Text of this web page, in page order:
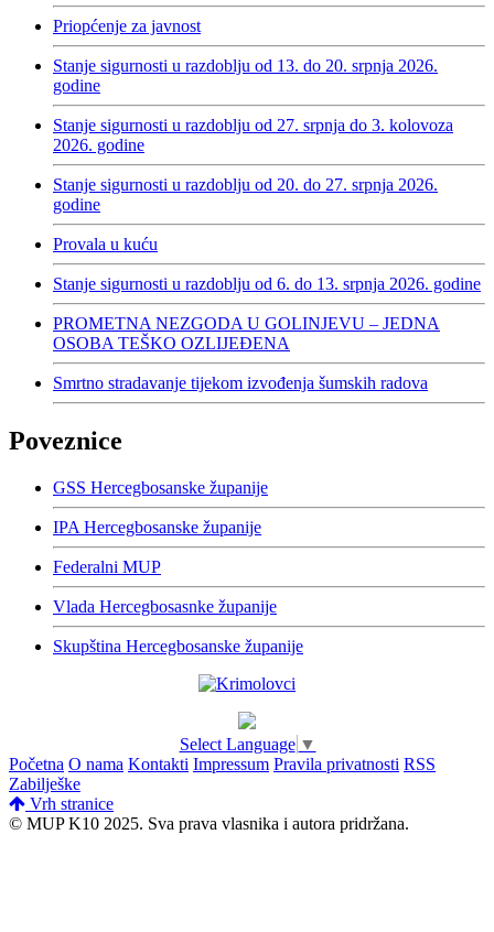
Priopćenje za javnost
Stanje sigurnosti u razdoblju od 13. do 20. srpnja 2026.
godine
Stanje sigurnosti u razdoblju od 27. srpnja do 3. kolovoza
2026. godine
Stanje sigurnosti u razdoblju od 20. do 27. srpnja 2026.
godine
Provala u kuću
Stanje sigurnosti u razdoblju od 6. do 13. srpnja 2026. godine
PROMETNA NEZGODA U GOLINJEVU – JEDNA
OSOBA TEŠKO OZLIJEĐENA
Smrtno stradavanje tijekom izvođenja šumskih radova
Poveznice
GSS Hercegbosanske županije
IPA Hercegbosanske županije
Federalni MUP
Vlada Hercegbosasnke županije
Skupština Hercegbosanske županije
Select Language ▼
Početna O nama Kontakti Impressum Pravila privatnosti RSS
Zabilješke
Vrh stranice
© MUP K10 2025. Sva prava vlasnika i autora pridržana.